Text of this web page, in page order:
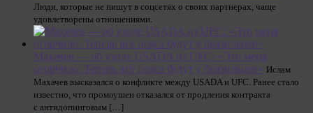
Люди, которые не пишут в соцсетях о своих партнерах, чаще
удовлетворены отношениями.
Махачев — об уходе USADA из UFC: «Это меня
огорчило. Теперь все пояса будут у бразильцев» Ислам
Махачев высказался о конфликте между USADA и UFC. Ранее стало
известно, что промоушен отказался от продления контракта
с антидопинговым […]